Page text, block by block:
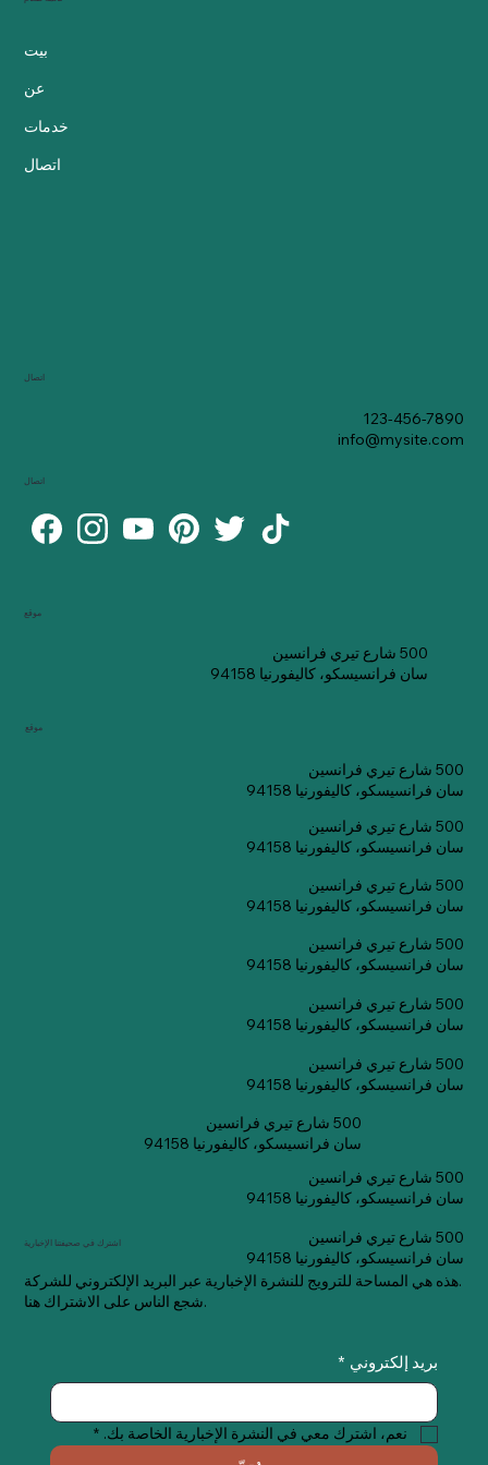
بيت
عن
خدمات
اتصال
موقع
500 شارع تيري فرانسين
سان فرانسيسكو، كاليفورنيا 94158
موقع
500 شارع تيري فرانسين
سان فرانسيسكو، كاليفورنيا 94158
500 شارع تيري فرانسين
سان فرانسيسكو، كاليفورنيا 94158
500 شارع تيري فرانسين
سان فرانسيسكو، كاليفورنيا 94158
500 شارع تيري فرانسين
سان فرانسيسكو، كاليفورنيا 94158
500 شارع تيري فرانسين
سان فرانسيسكو، كاليفورنيا 94158
500 شارع تيري فرانسين
سان فرانسيسكو، كاليفورنيا 94158
500 شارع تيري فرانسين
سان فرانسيسكو، كاليفورنيا 94158
500 شارع تيري فرانسين
سان فرانسيسكو، كاليفورنيا 94158
500 شارع تيري فرانسين
سان فرانسيسكو، كاليفورنيا 94158
اتصال
123-456-7890
info@mysite.com
اتصال
اشترك في صحيفتنا الإخبارية
هذه هي المساحة للترويج للنشرة الإخبارية عبر البريد الإلكتروني للشركة.
شجع الناس على الاشتراك هنا.
بريد إلكتروني *
نعم، اشترك معي في النشرة الإخبارية الخاصة بك. *